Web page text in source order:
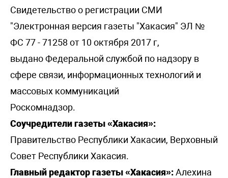
Свидетельство о регистрации СМИ
"Электронная версия газеты "Хакасия" ЭЛ №
ФС 77 - 71258 от 10 октября 2017 г,
выдано Федеральной службой по надзору в
сфере связи, информационных технологий и
массовых коммуникаций
Роскомнадзор.
Соучредители газеты «Хакасия»:
Правительство Республики Хакасии, Верховный
Совет Республики Хакасия.
Главный редактор газеты «Хакасия»:Алехина